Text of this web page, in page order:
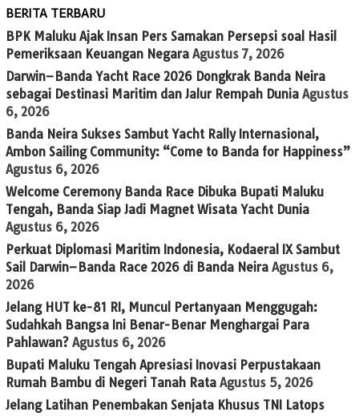
BERITA TERBARU
BPK Maluku Ajak Insan Pers Samakan Persepsi soal Hasil
Pemeriksaan Keuangan Negara Agustus 7, 2026
Darwin–Banda Yacht Race 2026 Dongkrak Banda Neira
sebagai Destinasi Maritim dan Jalur Rempah Dunia Agustus
6, 2026
Banda Neira Sukses Sambut Yacht Rally Internasional,
Ambon Sailing Community: “Come to Banda for Happiness”
Agustus 6, 2026
Welcome Ceremony Banda Race Dibuka Bupati Maluku
Tengah, Banda Siap Jadi Magnet Wisata Yacht Dunia
Agustus 6, 2026
Perkuat Diplomasi Maritim Indonesia, Kodaeral IX Sambut
Sail Darwin–Banda Race 2026 di Banda Neira Agustus 6,
2026
Jelang HUT ke-81 RI, Muncul Pertanyaan Menggugah:
Sudahkah Bangsa Ini Benar-Benar Menghargai Para
Pahlawan? Agustus 6, 2026
Bupati Maluku Tengah Apresiasi Inovasi Perpustakaan
Rumah Bambu di Negeri Tanah Rata Agustus 5, 2026
Jelang Latihan Penembakan Senjata Khusus TNI Latops